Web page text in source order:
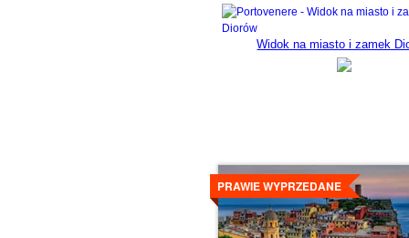
Widok na miasto i zamek
PRAWIE WYPRZEDANE
Szczegóły